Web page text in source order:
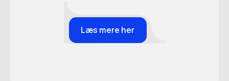
Læs mere her